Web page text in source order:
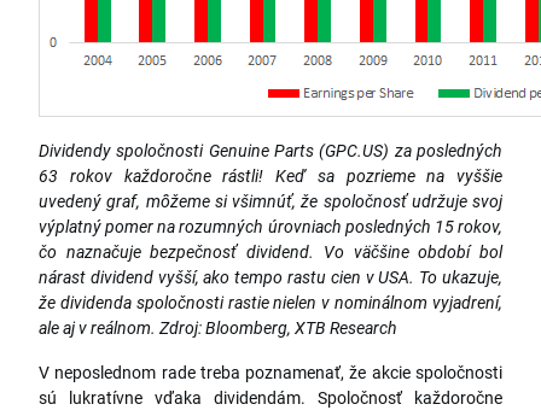
Dividendy spoločnosti Genuine Parts (GPC.US) za posledných
63 rokov každoročne rástli! Keď sa pozrieme na vyššie
uvedený graf, môžeme si všimnúť, že spoločnosť udržuje svoj
výplatný pomer na rozumných úrovniach posledných 15 rokov,
čo naznačuje bezpečnosť dividend. Vo väčšine období bol
nárast dividend vyšší, ako tempo rastu cien v USA. To ukazuje,
že dividenda spoločnosti rastie nielen v nominálnom vyjadrení,
ale aj v reálnom. Zdroj: Bloomberg, XTB Research
V neposlednom rade treba poznamenať, že akcie spoločnosti
sú lukratívne vďaka dividendám. Spoločnosť každoročne